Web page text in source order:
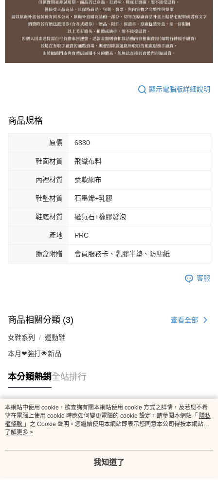
顯示電腦版詳細說明
商品規格
原價 6880
鞋面材質 飛織布料
內裡材質 柔軟網布
鞋墊材質 石墨烯+乳膠
鞋底材質 磁氣石+橡膠發泡
產地 PRC
隨盒附贈 會員服務卡、乳膠半墊、防塵紙
客服
商品相關分類 (3) 查看全部
女鞋系列 運動鞋
本月❤強打🌟新品
本分類熱銷全站排行
熱門標籤
本網站中使用 cookie，欲查詢有關本網站使用 cookie 方式之詳情，及若您不希
望在電腦上使用 cookie 時應如何變更電腦的 cookie 設定，請參閱本網站「 隱私
權條款 」之 Cookie 聲明。您繼續使用本網站即表示您同意本公司得按本網站使
用條款之 Cookie 聲明使用 cookie。
了解更多 >
我知道了